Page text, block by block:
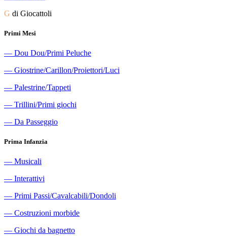
G di Giocattoli
Primi Mesi
― Dou Dou/Primi Peluche
― Giostrine/Carillon/Proiettori/Luci
― Palestrine/Tappeti
― Trillini/Primi giochi
― Da Passeggio
Prima Infanzia
― Musicali
― Interattivi
― Primi Passi/Cavalcabili/Dondoli
― Costruzioni morbide
― Giochi da bagnetto